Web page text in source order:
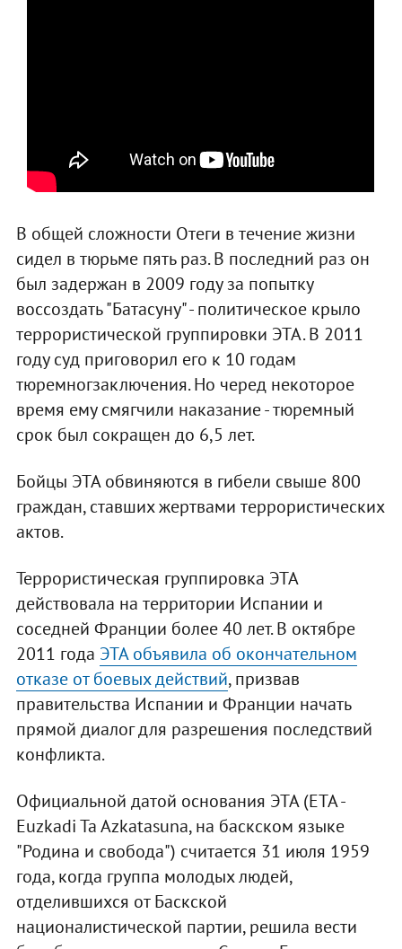
В общей сложности Отеги в течение жизни
сидел в тюрьме пять раз. В последний раз он
был задержан в 2009 году за попытку
воссоздать "Батасуну" - политическое крыло
террористической группировки ЭТА. В 2011
году суд приговорил его к 10 годам
тюремногзаключения. Но черед некоторое
время ему смягчили наказание - тюремный
срок был сокращен до 6,5 лет.
Бойцы ЭТА обвиняются в гибели свыше 800
граждан, ставших жертвами террористических
актов.
Террористическая группировка ЭТА
действовала на территории Испании и
соседней Франции более 40 лет. В октябре
2011 года ЭТА объявила об окончательном
отказе от боевых действий, призвав
правительства Испании и Франции начать
прямой диалог для разрешения последствий
конфликта.
Официальной датой основания ЭТА (ETA -
Euzkadi Ta Azkatasuna, на баскском языке
"Родина и свобода") считается 31 июля 1959
года, когда группа молодых людей,
отделившихся от Баскской
националистической партии, решила вести